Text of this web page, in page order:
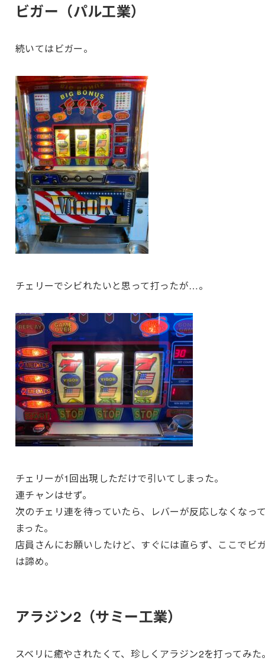
ビガー（パル工業）
続いてはビガー。
チェリーでシビれたいと思って打ったが…。
チェリーが1回出現しただけで引いてしまった。
連チャンはせず。
次のチェリ連を待っていたら、レバーが反応しなくなっ
まった。
店員さんにお願いしたけど、すぐには直らず、ここでビ
は諦め。
アラジン2（サミー工業）
スベリに癒やされたくて、珍しくアラジン2を打ってみた